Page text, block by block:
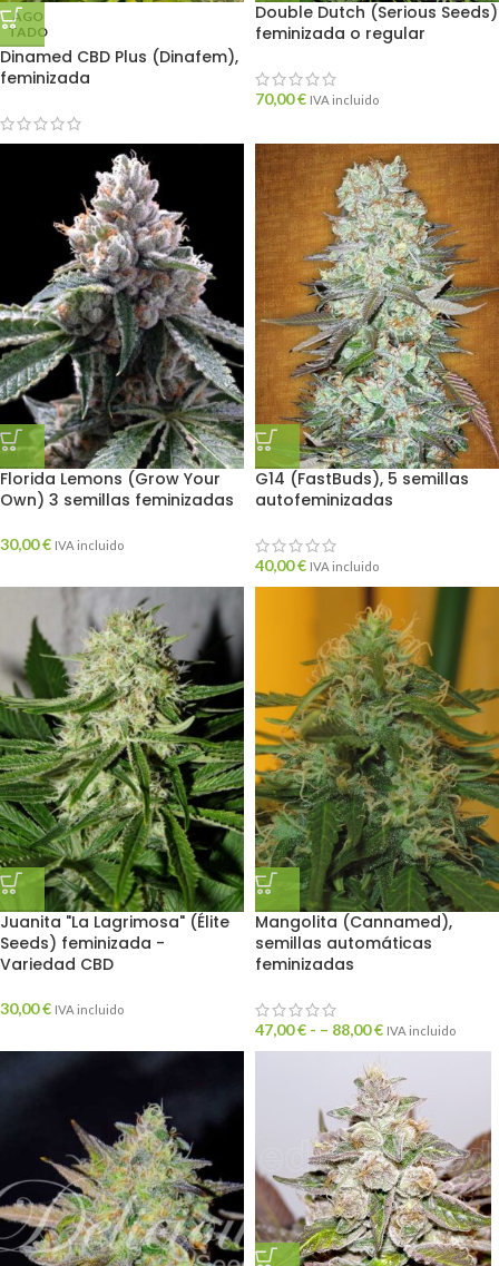
AGO
TADO
Dinamed CBD Plus (Dinafem),
feminizada
Double Dutch (Serious Seeds)
feminizada o regular
70,00€ IVA incluido
Florida Lemons (Grow Your
Own) 3 semillas feminizadas
30,00€ IVA incluido
G14 (FastBuds), 5 semillas
autofeminizadas
40,00€ IVA incluido
Juanita "La Lagrimosa" (Élite
Seeds) feminizada -
Variedad CBD
30,00€ IVA incluido
Mangolita (Cannamed),
semillas automáticas
feminizadas
47,00€ - – 88,00€ IVA incluido